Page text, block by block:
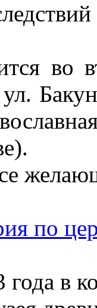
во
по
года в